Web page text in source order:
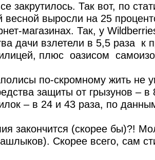
закрутилось. Так вот, по
выросли на 25
магазинах. Так, у
дачи взлетели в 5,5 раза к
плюс оазисом
по-скромному жить не
защиты от грызунов – в
– в 24 и 43 раза, по
закончится (скорее бы)?!
Скорее всего, сам